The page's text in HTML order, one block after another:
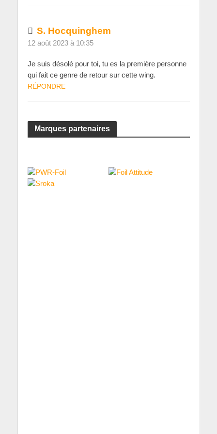
S. Hocquinghem
12 août 2023 à 10:35
Je suis désolé pour toi, tu es la première personne
qui fait ce genre de retour sur cette wing.
RÉPONDRE
Marques partenaires